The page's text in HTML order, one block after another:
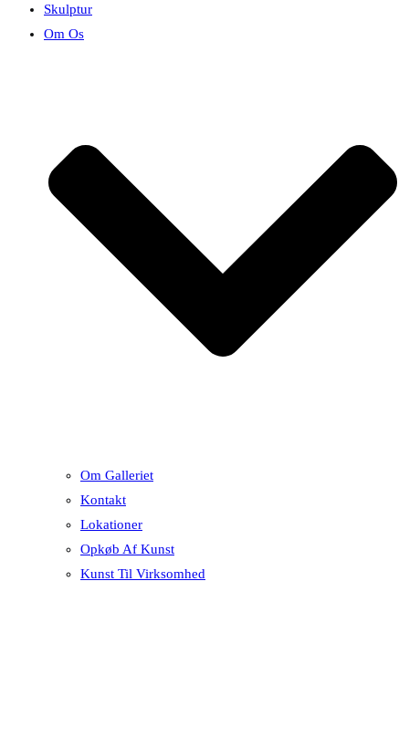
Skulptur
Om Os
Om Galleriet
Kontakt
Lokationer
Opkøb Af Kunst
Kunst Til Virksomhed